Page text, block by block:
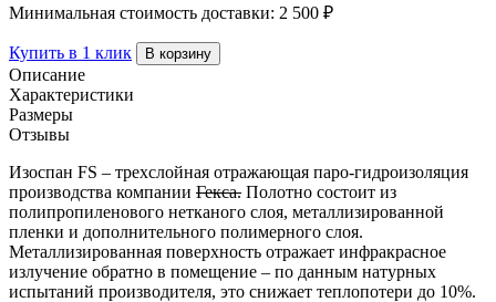
Минимальная стоимость доставки: 2 500 ₽
Купить в 1 клик В корзину
Описание
Характеристики
Размеры
Отзывы
Изоспан FS – трехслойная отражающая паро-гидроизоляция
производства компании Гекса. Полотно состоит из
полипропиленового нетканого слоя, металлизированной
пленки и дополнительного полимерного слоя.
Металлизированная поверхность отражает инфракрасное
излучение обратно в помещение – по данным натурных
испытаний производителя, это снижает теплопотери до 10%.